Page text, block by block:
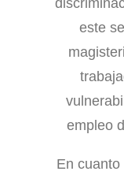
este
empleo
En